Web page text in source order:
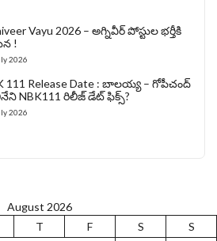
Vayu 2026 – అగ్నివీర్‌ పోస్టుల భర్తీకి
!
2026
111 Release Date : బాలయ్య – గోపీచంద్
NBK111 రిలీజ్ డేట్ ఫిక్స్?
2026
August 2026
T F S
S